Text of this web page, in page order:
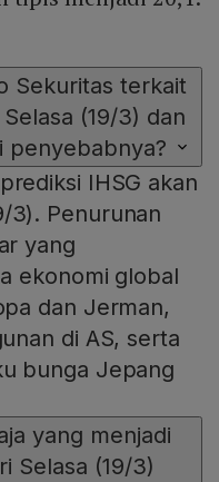
Sekuritas terkait
(19/3) dan
penyebabnya?
IHSG akan
3). Penurunan
yang
ekonomi global
dan Jerman,
di AS, serta
bunga Jepang
yang menjadi
Selasa (19/3)